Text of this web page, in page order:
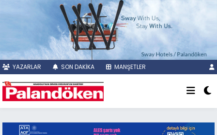
YAZARLAR SON DAKİKA MANŞETLER